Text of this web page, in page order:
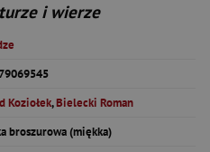
i wierze
Koziołek,Bielecki Roman
broszurowa (miękka)